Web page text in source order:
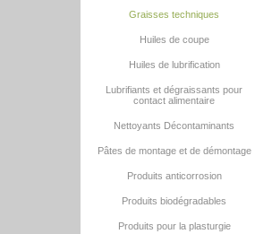
Graisses techniques
Huiles de coupe
Huiles de lubrification
Lubrifiants et dégraissants pour
contact alimentaire
Nettoyants Décontaminants
Pâtes de montage et de démontage
Produits anticorrosion
Produits biodégradables
Produits pour la plasturgie